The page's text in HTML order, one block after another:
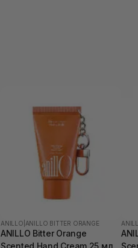
ANILLO ANILLO BITTER ORANGE
ANILLO Bitter Orange